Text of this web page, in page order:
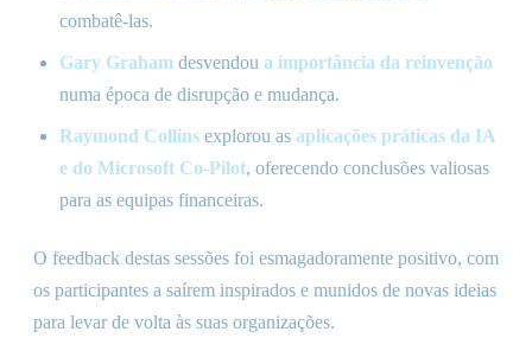
combatê-las.
Gary Graham desvendoua importância da reinvenção
numa época de disrupção e mudança.
Raymond Collins explorou asaplicações práticas da IA
e do Microsoft Co-Pilot, oferecendo conclusões valiosas
para as equipas financeiras.
O feedback destas sessões foi esmagadoramente positivo, com
os participantes a saírem inspirados e munidos de novas ideias
para levar de volta às suas organizações.